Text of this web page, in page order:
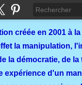
créée en 2001 à
la manipulation,
la démocratie, de
d'un